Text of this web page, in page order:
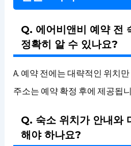
Q. 에어비앤비 예약 전
정확히 알 수 있나요?
A. 예약 전에는 대략적인 위치
주소는 예약 확정 후에 제공됩
Q. 숙소 위치가 안내와
해야 하나요?